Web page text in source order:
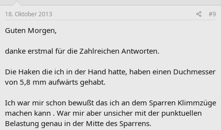
18. Oktober 2013 #9
Guten Morgen,
danke erstmal für die Zahlreichen Antworten.
Die Haken die ich in der Hand hatte, haben einen Duchmesser
von 5,8 mm aufwärts gehabt.
Ich war mir schon bewußt das ich an dem Sparren Klimmzüge
machen kann . War mir aber unsicher mit der punktuellen
Belastung genau in der Mitte des Sparrens.